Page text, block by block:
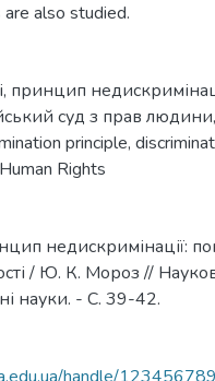
also studied.
, принцип
суд з прав людини,
principle,
Rights
недискримінації:
/ Ю. К. Мороз //
науки. - С. 39-42.